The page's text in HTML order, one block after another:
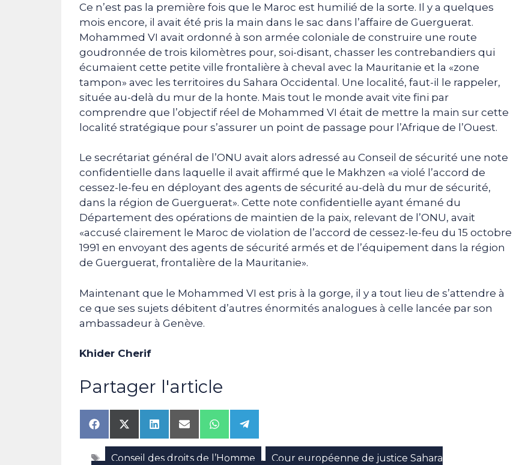
Ce n’est pas la première fois que le Maroc est humilié de la sorte. Il y a quelques
mois encore, il avait été pris la main dans le sac dans l’affaire de Guerguerat.
Mohammed VI avait ordonné à son armée coloniale de construire une route
goudronnée de trois kilomètres pour, soi-disant, chasser les contrebandiers qui
écumaient cette petite ville frontalière à cheval avec la Mauritanie et la «zone
tampon» avec les territoires du Sahara Occidental. Une localité, faut-il le rappeler,
située au-delà du mur de la honte. Mais tout le monde avait vite fini par
comprendre que l’objectif réel de Mohammed VI était de mettre la main sur cette
localité stratégique pour s’assurer un point de passage pour l’Afrique de l’Ouest.
Le secrétariat général de l’ONU avait alors adressé au Conseil de sécurité une note
confidentielle dans laquelle il avait affirmé que le Makhzen «a violé l’accord de
cessez-le-feu en déployant des agents de sécurité au-delà du mur de sécurité,
dans la région de Guerguerat». Cette note confidentielle ayant émané du
Département des opérations de maintien de la paix, relevant de l’ONU, avait
«accusé clairement le Maroc de violation de l’accord de cessez-le-feu du 15 octobre
1991 en envoyant des agents de sécurité armés et de l’équipement dans la région
de Guerguerat, frontalière de la Mauritanie».
Maintenant que le Mohammed VI est pris à la gorge, il y a tout lieu de s’attendre à
ce que ses sujets débitent d’autres énormités analogues à celle lancée par son
ambassadeur à Genève.
Khider Cherif
Partager l'article
Share
on
Facebook
Share
on
X
(Twitter)
Share
on
LinkedIn
Share
on
Email
Share
on
WhatsApp
Share
on
Telegram
Étiquettes
Conseil des droits de l’Homme ,
Cour européenne de justice Sahara